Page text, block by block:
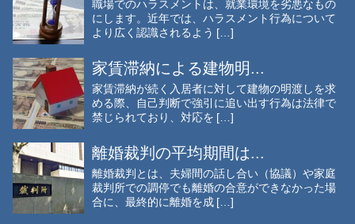
職場でのハラスメントは、就業環境を劣悪なもの
にします。近年では、ハラスメント行為について
より広く認識されるよう […]
家賃滞納による建物明...
家賃滞納が続く入居者に対して建物の明渡しを求
める際、自己判断で強引に追い出す行為は法律で
禁じられており、対応を […]
離婚裁判の平均期間は...
離婚裁判とは、夫婦間の話し合い（協議）や家庭
裁判所での調停でも離婚の合意ができなかった場
合に、最終的に離婚を成 […]